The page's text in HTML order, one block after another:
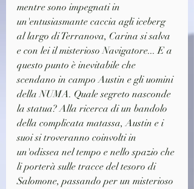
mentre sono impegnati in
un'entusiasmante caccia agli iceberg
al largo di Terranova, Carina si salva
e con lei il misterioso Navigatore... E a
questo punto è inevitabile che
scendano in campo Austin e gli uomini
della NUMA. Quale segreto nasconde
la statua? Alla ricerca di un bandolo
della complicata matassa, Austin e i
suoi si troveranno coinvolti in
un'odissea nel tempo e nello spazio che
li porterà sulle tracce del tesoro di
Salomone, passando per un misterioso